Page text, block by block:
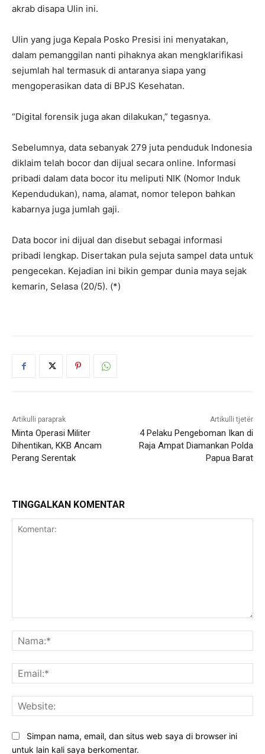
akrab disapa Ulin ini.
Ulin yang juga Kepala Posko Presisi ini menyatakan,
dalam pemanggilan nanti pihaknya akan mengklarifikasi
sejumlah hal termasuk di antaranya siapa yang
mengoperasikan data di BPJS Kesehatan.
“Digital forensik juga akan dilakukan,” tegasnya.
Sebelumnya, data sebanyak 279 juta penduduk Indonesia
diklaim telah bocor dan dijual secara online. Informasi
pribadi dalam data bocor itu meliputi NIK (Nomor Induk
Kependudukan), nama, alamat, nomor telepon bahkan
kabarnya juga jumlah gaji.
Data bocor ini dijual dan disebut sebagai informasi
pribadi lengkap. Disertakan pula sejuta sampel data untuk
pengecekan. Kejadian ini bikin gempar dunia maya sejak
kemarin, Selasa (20/5). (*)
Artikulli paraprak
Minta Operasi Militer
Dihentikan, KKB Ancam
Perang Serentak
Artikulli tjetër
4 Pelaku Pengeboman Ikan di
Raja Ampat Diamankan Polda
Papua Barat
TINGGALKAN KOMENTAR
Simpan nama, email, dan situs web saya di browser ini
untuk lain kali saya berkomentar.